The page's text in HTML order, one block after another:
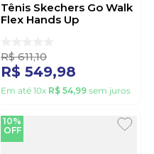
Tênis Skechers Go Walk
Flex Hands Up
R$ 611,10
R$ 549,98
Em até 10x R$ 54,99 sem juros
10%
OFF